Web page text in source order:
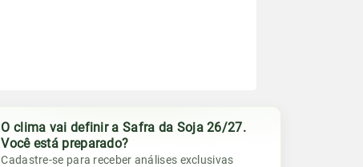
O clima vai definir a Safra da Soja 26/27.
Você está preparado?
Cadastre-se para receber análises exclusivas